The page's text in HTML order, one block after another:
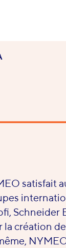
satisfait
Schneider
la création